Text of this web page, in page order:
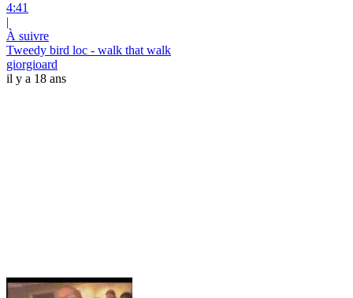
4:41
|
À suivre
Tweedy bird loc - walk that walk
giorgioard
il y a 18 ans